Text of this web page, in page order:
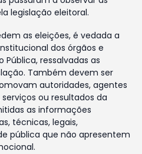
legislação eleitoral.
as eleições, é vedada a
dos órgãos e
ressalvadas as
Também devem ser
autoridades, agentes
ou resultados da
as informações
técnicas, legais,
pública que não apresentem